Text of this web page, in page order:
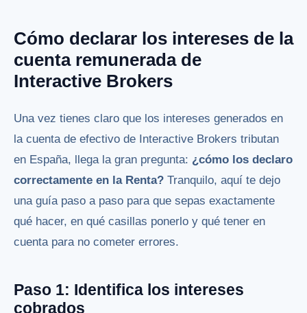
Cómo declarar los intereses de la
cuenta remunerada de
Interactive Brokers
Una vez tienes claro que los intereses generados en
la cuenta de efectivo de Interactive Brokers tributan
en España, llega la gran pregunta: ¿cómo los declaro
correctamente en la Renta? Tranquilo, aquí te dejo
una guía paso a paso para que sepas exactamente
qué hacer, en qué casillas ponerlo y qué tener en
cuenta para no cometer errores.
Paso 1: Identifica los intereses
cobrados